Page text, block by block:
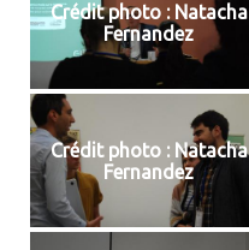
Crédit photo : Natacha
Fernandez
Crédit photo : Natacha
Fernandez